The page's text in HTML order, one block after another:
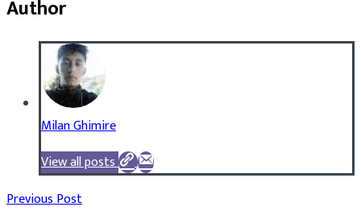
Author
Milan Ghimire
View all posts
Previous Post